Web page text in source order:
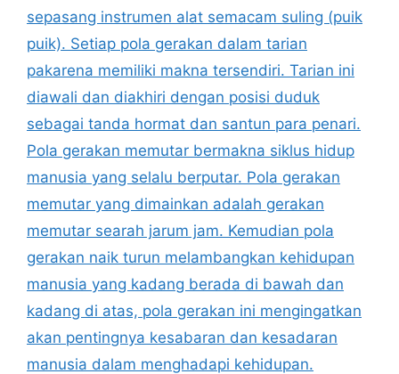
sepasang instrumen alat semacam suling (puik
puik). Setiap pola gerakan dalam tarian
pakarena memiliki makna tersendiri. Tarian ini
diawali dan diakhiri dengan posisi duduk
sebagai tanda hormat dan santun para penari.
Pola gerakan memutar bermakna siklus hidup
manusia yang selalu berputar. Pola gerakan
memutar yang dimainkan adalah gerakan
memutar searah jarum jam. Kemudian pola
gerakan naik turun melambangkan kehidupan
manusia yang kadang berada di bawah dan
kadang di atas, pola gerakan ini mengingatkan
akan pentingnya kesabaran dan kesadaran
manusia dalam menghadapi kehidupan.